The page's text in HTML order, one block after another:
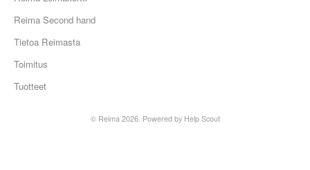
Reima Second hand
Tietoa Reimasta
Toimitus
Tuotteet
© Reima2026. Powered by Help Scout